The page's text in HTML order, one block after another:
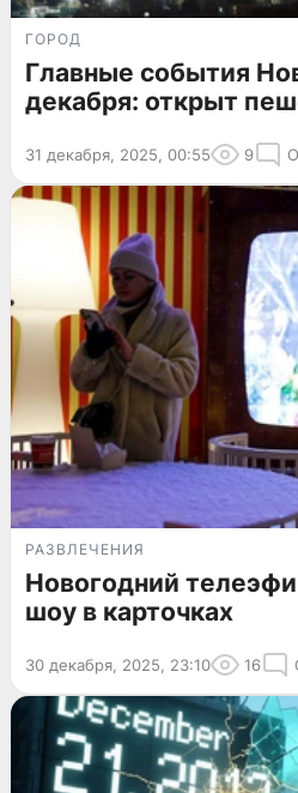
ГОРОД
Главные события
декабря: открыт
31 декабря, 2025, 00:55 9
РАЗВЛЕЧЕНИЯ
Новогодний
шоу в карточках
30 декабря, 2025, 23:10 16